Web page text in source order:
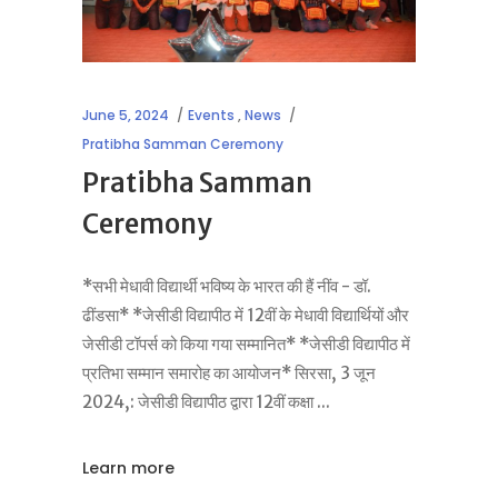
June 5, 2024 Events ,News
Pratibha Samman Ceremony
Pratibha Samman
Ceremony
*सभी मेधावी विद्यार्थी भविष्य के भारत की हैं नींव - डॉ.
ढींडसा* *जेसीडी विद्यापीठ में 12वीं के मेधावी विद्यार्थियों और
जेसीडी टॉपर्स को किया गया सम्मानित* *जेसीडी विद्यापीठ में
प्रतिभा सम्मान समारोह का आयोजन* सिरसा, 3 जून
2024,: जेसीडी विद्यापीठ द्वारा 12वीं कक्षा
Learn more